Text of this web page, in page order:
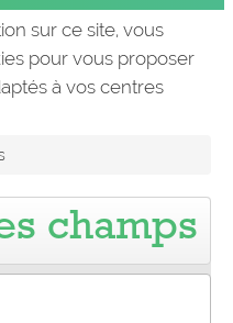
Les balades
Les espèces
Pro
sur ce site, vous
pour vous proposer
à vos centres
champs